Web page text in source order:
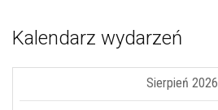
Kalendarz wydarzeń
Sierpień 2026